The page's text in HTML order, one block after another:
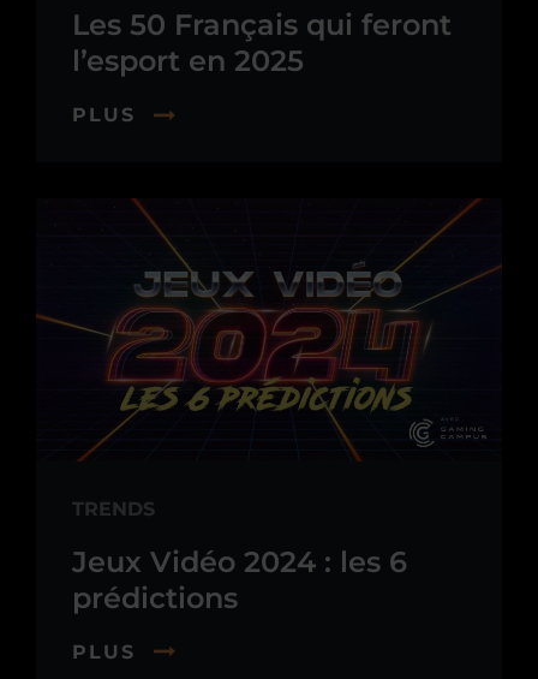
Les 50 Français qui feront
l’esport en 2025
PLUS
TRENDS
Jeux Vidéo 2024 : les 6
prédictions
PLUS